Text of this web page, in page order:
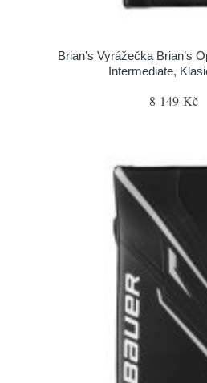
Brian’s Vyrážečka Brian’s
Intermediate,
8 149 Kč